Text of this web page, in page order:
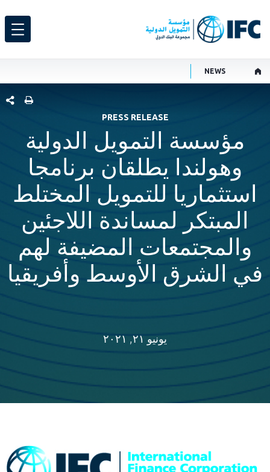
NEWS
شارك
PRESS RELEASE
مؤسسة التمويل الدولية
وهولندا يطلقان برنامجا
استثماريا للتمويل المختلط
المبتكر لمساندة اللاجئين
والمجتمعات المضيفة لهم
في الشرق الأوسط وأفريقيا
يونيو ٢١, ٢٠٢١